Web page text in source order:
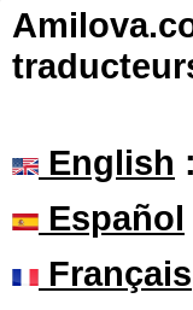
English
Español
Français